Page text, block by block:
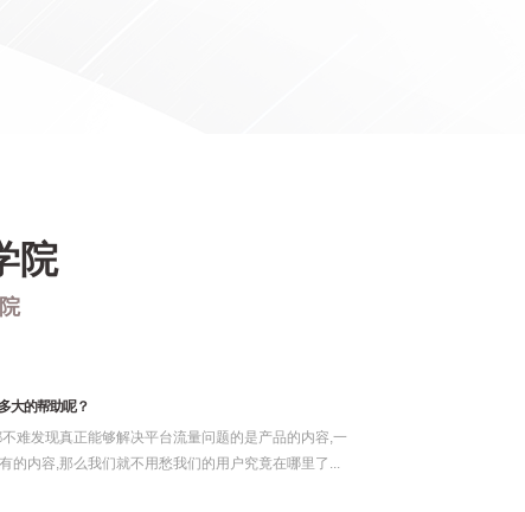
院
大的帮助呢？
难发现真正能够解决平台流量问题的是产品的内容,一
的内容,那么我们就不用愁我们的用户究竟在哪里了...